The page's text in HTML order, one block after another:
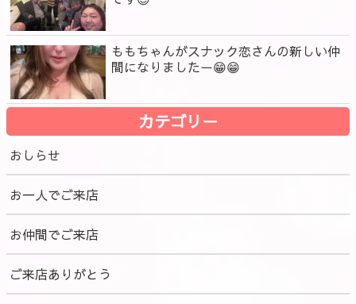
ももちゃんがスナック恋さんの新しい仲
間になりましたー😁😁
カテゴリー
おしらせ
お一人でご来店
お仲間でご来店
ご来店ありがとう